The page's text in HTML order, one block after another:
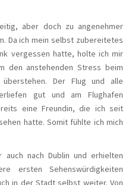
aber doch zu angenehmer
Da ich mein selbst zubereitetes
vergessen hatte, holte ich mir
den anstehenden Stress beim
Der Flug und alle
gut und am Flughafen
eine Freundin, die ich seit
hatte. Somit fühlte ich mich
nach Dublin und erhielten
ersten Sehenswürdigkeiten
in der Stadt selbst weiter. Von